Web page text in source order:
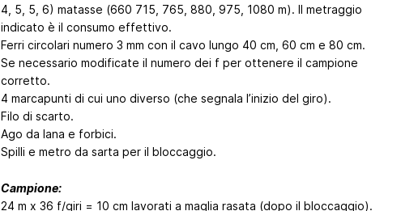
4, 5, 5, 6) matasse (660 715, 765, 880, 975, 1080 m). Il metraggio
indicato è il consumo effettivo.
Ferri circolari numero 3 mm con il cavo lungo 40 cm, 60 cm e 80 cm.
Se necessario modificate il numero dei f per ottenere il campione
corretto.
4 marcapunti di cui uno diverso (che segnala l’inizio del giro).
Filo di scarto.
Ago da lana e forbici.
Spilli e metro da sarta per il bloccaggio.
Campione:
24 m x 36 f/giri = 10 cm lavorati a maglia rasata (dopo il bloccaggio).